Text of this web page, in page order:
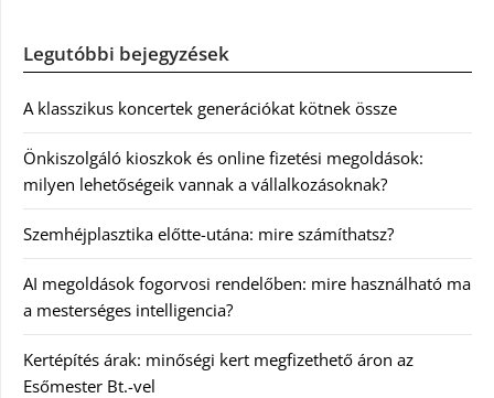
Legutóbbi bejegyzések
A klasszikus koncertek generációkat kötnek össze
Önkiszolgáló kioszkok és online fizetési megoldások:
milyen lehetőségeik vannak a vállalkozásoknak?
Szemhéjplasztika előtte-utána: mire számíthatsz?
AI megoldások fogorvosi rendelőben: mire használható ma
a mesterséges intelligencia?
Kertépítés árak: minőségi kert megfizethető áron az
Esőmester Bt.-vel